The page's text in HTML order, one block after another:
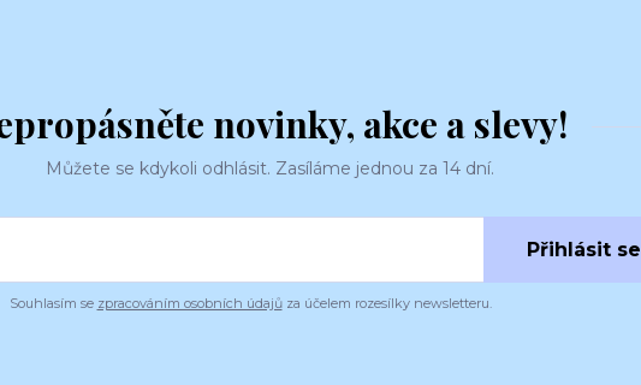
novinky, akce a slevy!
Můžete se kdykoli odhlásit. Zasíláme jednou za 14 dní.
Přihlásit se
Souhlasím se zpracováním osobních údajůza účelem rozesílky newsletteru.